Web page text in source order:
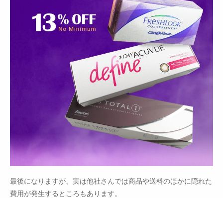
最後になりますが、実は他社さんでは商品や送料のほかに隠れた
費用が発生するところもあります。